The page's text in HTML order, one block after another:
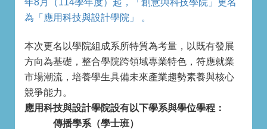
為「應用科技與設計學院」 。
本次更名以學院組成系所特質為考量，以既有發展
方向為基礎，整合學院跨領域專業特色，符應就業
市場潮流，培養學生具備未來產業趨勢素養與核心
競爭能力。
應用科技與設計學院設有以下學系與學位學程：
傳播學系（學士班）